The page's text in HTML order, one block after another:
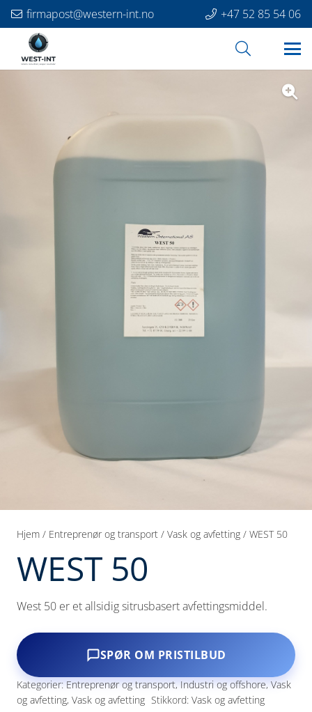
firmapost@western-int.no +47 52 85 54 06
Hjem / Entreprenør og transport / Vask og avfetting / WEST 50
WEST 50
West 50 er et allsidig sitrusbasert avfettingsmiddel.
SPØR OM PRISTILBUD
Kategorier:Entreprenør og transport,Industri og offshore,Vask
og avfetting, Vask og avfetting Stikkord: Vask og avfetting